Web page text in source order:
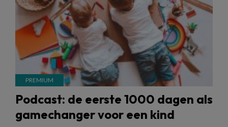
Podcast: de eerste 1000 dagen als
gamechanger voor een kind